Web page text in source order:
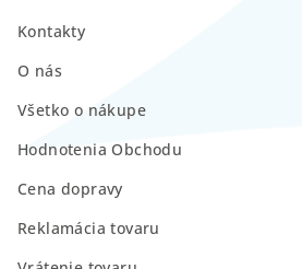
Kontakty
O nás
Všetko o nákupe
Hodnotenia Obchodu
Cena dopravy
Reklamácia tovaru